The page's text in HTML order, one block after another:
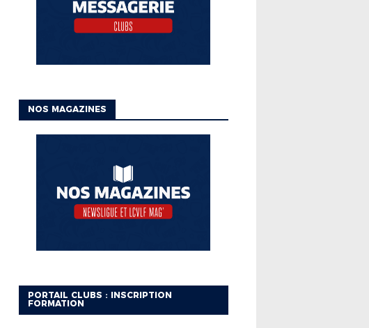
NOS MAGAZINES
PORTAIL CLUBS : INSCRIPTION
FORMATION